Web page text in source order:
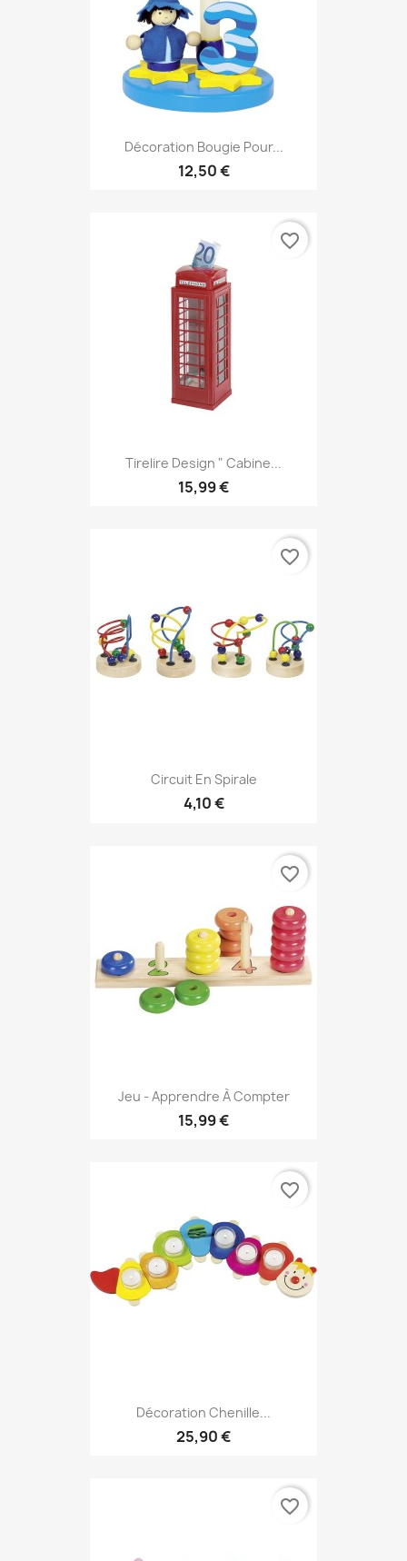
Décoration Bougie Pour...
12,50 €
Tirelire Design " Cabine...
15,99 €
favorite_border
Circuit En Spirale
4,10 €
favorite_border
Jeu - Apprendre À Compter
15,99 €
favorite_border
Décoration Chenille...
25,90 €
favorite_border
favorite_border